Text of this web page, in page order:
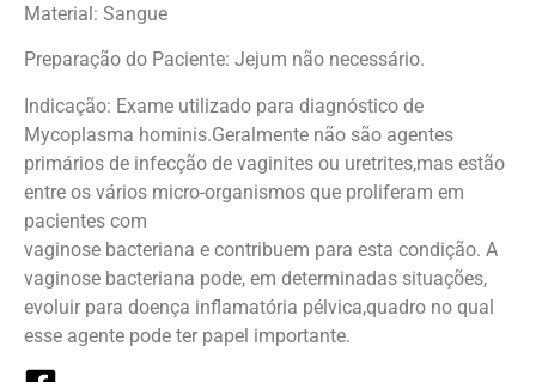
Material: Sangue
Preparação do Paciente: Jejum não necessário.
Indicação: Exame utilizado para diagnóstico de
Mycoplasma hominis.Geralmente não são agentes
primários de infecção de vaginites ou uretrites,mas estão
entre os vários micro-organismos que proliferam em
pacientes com
vaginose bacteriana e contribuem para esta condição. A
vaginose bacteriana pode, em determinadas situações,
evoluir para doença inflamatória pélvica,quadro no qual
esse agente pode ter papel importante.